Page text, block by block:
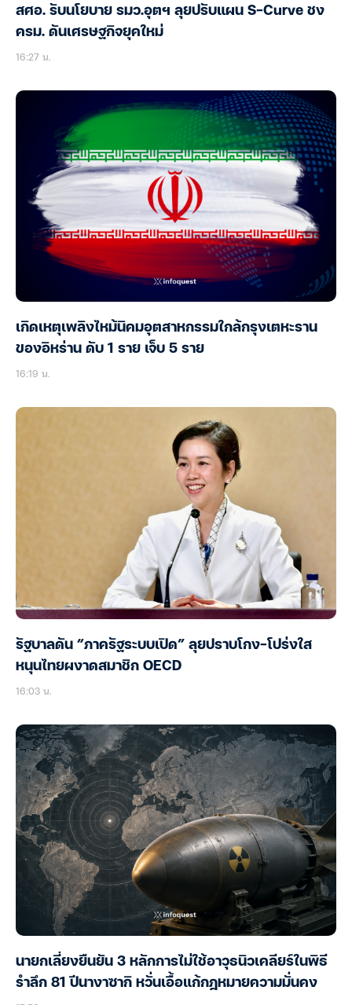
สศอ. รับนโยบาย รมว.อุตฯ ลุยปรับแผน S-Curve ชง
ครม. ดันเศรษฐกิจยุคใหม่
16:27 น.
เกิดเหตุเพลิงไหม้นิคมอุตสาหกรรมใกล้กรุงเตหะราน
ของอิหร่าน ดับ 1 ราย เจ็บ 5 ราย
16:19 น.
รัฐบาลดัน “ภาครัฐระบบเปิด” ลุยปราบโกง-โปร่งใส
หนุนไทยผงาดสมาชิก OECD
16:03 น.
นายกเลี่ยงยืนยัน 3 หลักการไม่ใช้อาวุธนิวเคลียร์ในพิธี
รำลึก 81 ปีนางาซากิ หวั่นเอื้อแก้กฎหมายความมั่นคง